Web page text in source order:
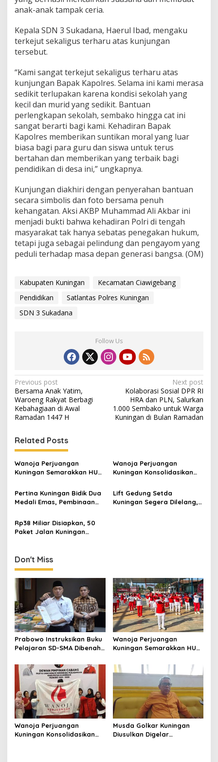
anak-anak tampak ceria.
Kepala SDN 3 Sukadana, Haerul Ibad, mengaku
terkejut sekaligus terharu atas kunjungan
tersebut.
“Kami sangat terkejut sekaligus terharu atas
kunjungan Bapak Kapolres. Selama ini kami merasa
sedikit terlupakan karena kondisi sekolah yang
kecil dan murid yang sedikit. Bantuan
perlengkapan sekolah, sembako hingga cat ini
sangat berarti bagi kami. Kehadiran Bapak
Kapolres memberikan suntikan moral yang luar
biasa bagi para guru dan siswa untuk terus
bertahan dan memberikan yang terbaik bagi
pendidikan di desa ini,” ungkapnya.
Kunjungan diakhiri dengan penyerahan bantuan
secara simbolis dan foto bersama penuh
kehangatan. Aksi AKBP Muhammad Ali Akbar ini
menjadi bukti bahwa kehadiran Polri di tengah
masyarakat tak hanya sebatas penegakan hukum,
tetapi juga sebagai pelindung dan pengayom yang
peduli terhadap masa depan generasi bangsa. (OM)
Kabupaten Kuningan
Kecamatan Ciawigebang
Pendidikan
Satlantas Polres Kuningan
SDN 3 Sukadana
Follow Us
Post
navigation
Previous post
Bersama Anak Yatim,
Waroeng Rakyat Berbagi
Kebahagiaan di Awal
Ramadan 1447 H
Next post
Kolaborasi Sosial DPR RI
HRA dan PLN, Salurkan
1.000 Sembako untuk Warga
Kuningan di Bulan Ramadan
Related Posts
Wanoja Perjuangan
Kuningan Semarakkan HUT
Perempuan Harus Sehat
dan Berdaya
Wanoja Perjuangan
Kuningan Konsolidasikan
Kegiatan Positif Generasi
Muda
Pertina Kuningan Bidik Dua
Medali Emas, Pembinaan
2030
Lift Gedung Setda
Kuningan Segera Dilelang,
Rp38 Miliar Disiapkan, 50
Paket Jalan Kuningan
Don't Miss
Prabowo Instruksikan Buku
Pelajaran SD-SMA Dibenahi,
sebagai Referensi
Wanoja Perjuangan
Kuningan Semarakkan HUT
Perempuan Harus Sehat
dan Berdaya
Wanoja Perjuangan
Kuningan Konsolidasikan
Musda Golkar Kuningan
Diusulkan Digelar